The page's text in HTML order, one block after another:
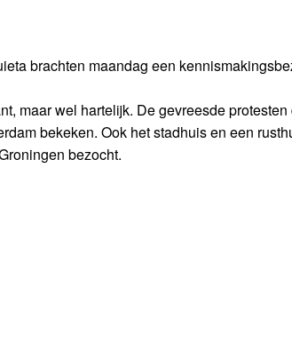
brachten maandag een
maar wel hartelijk. De gevreesde
bekeken. Ook het stadhuis en een
bezocht.